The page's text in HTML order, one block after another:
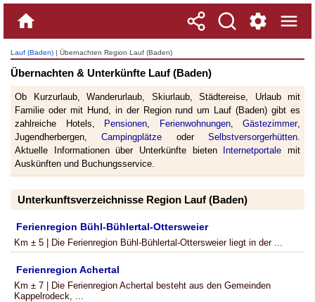
Lauf (Baden) | Übernachten Region Lauf (Baden)
Übernachten & Unterkünfte Lauf (Baden)
Ob Kurzurlaub, Wanderurlaub, Skiurlaub, Städtereise, Urlaub mit
Familie oder mit Hund, in der Region rund um Lauf (Baden) gibt es
zahlreiche Hotels,
Pensionen, Ferienwohnungen, Gästezimmer,
Jugendherbergen,Campingplätze oderSelbstversorgerhütten.
Aktuelle Informationen über Unterkünfte bieten
Internetportale mit
Auskünften und Buchungsservice.
Unterkunftsverzeichnisse Region Lauf (Baden)
Ferienregion Bühl-Bühlertal-Ottersweier
Km ± 5 | Die Ferienregion Bühl-Bühlertal-Ottersweier liegt in der ...
Ferienregion Achertal
Km ± 7 | Die Ferienregion Achertal besteht aus den Gemeinden
Kappelrodeck, ...